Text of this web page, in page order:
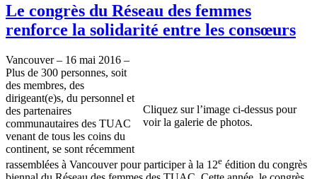
Le congrès du Réseau des femmes
renforce la solidarité entre les consœurs
Cliquez sur l’image ci-dessus pour
voir la galerie de photos.
Vancouver – 16 mai 2016 –
Plus de 300 personnes, soit
des membres, des
dirigeant(e)s, du personnel et
des partenaires
communautaires des TUAC
venant de tous les coins du
continent, se sont récemment
rassemblées à Vancouver pour participer à la 12e édition du congrès